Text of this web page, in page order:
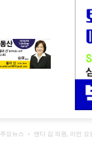
주요뉴스 앤디 김 의원, 이민